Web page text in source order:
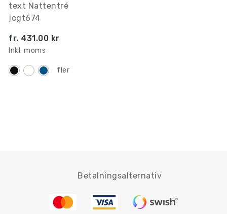
text Nattentré
jcgt674
fr. 431.00 kr
Inkl. moms
fler
Betalningsalternativ